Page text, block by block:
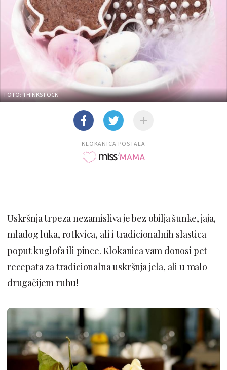
FOTO: THINKSTOCK
KLOKANICA POSTALA
Uskršnja trpeza nezamisliva je bez obilja šunke, jaja,
mladog luka, rotkvica, ali i tradicionalnih slastica
poput kuglofa ili pince. Klokanica vam donosi pet
recepata za tradicionalna uskršnja jela, ali u malo
drugačijem ruhu!